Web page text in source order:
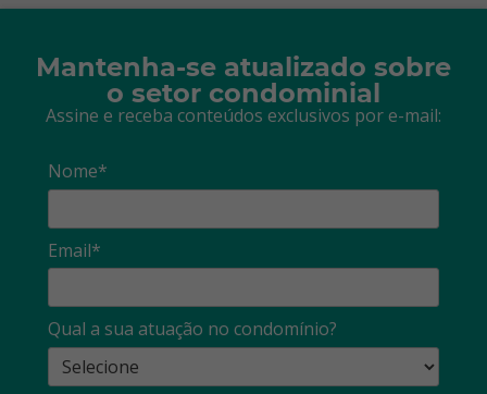
Mantenha-se atualizado sobre
o setor condominial
Assine e receba conteúdos exclusivos por e-mail:
Nome*
Email*
Qual a sua atuação no condomínio?